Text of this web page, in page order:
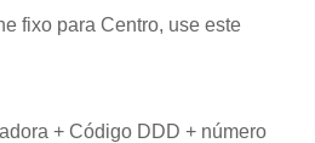
fixo para Centro, use este
+ Código DDD + número